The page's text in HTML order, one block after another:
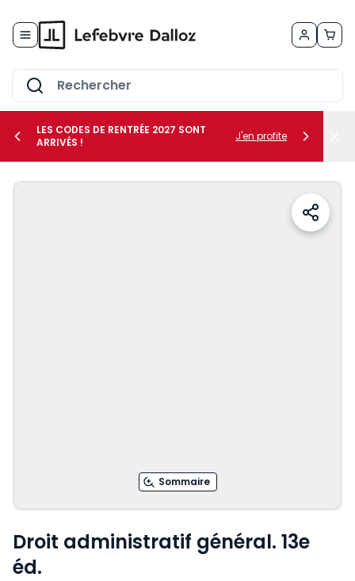
le sous-menu Vos métiers
LES CODES DE RENTRÉE 2027 SONT
ARRIVÉS !
J'en profite
Sommaire
Droit administratif général. 13e
éd.